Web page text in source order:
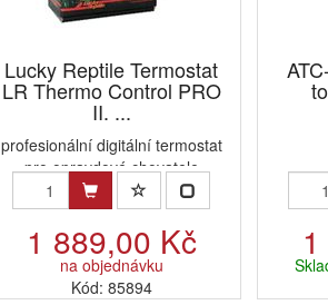
Lucky Reptile Termostat
LR Thermo Control PRO
II. ...
profesionální digitální termostat
pro opravdové chovatele
1 889,00 Kč
na objednávku
Kód: 85894